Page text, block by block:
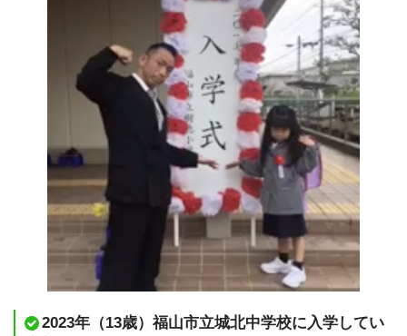
2023年（13歳）福山市立城北中学校に入学してい